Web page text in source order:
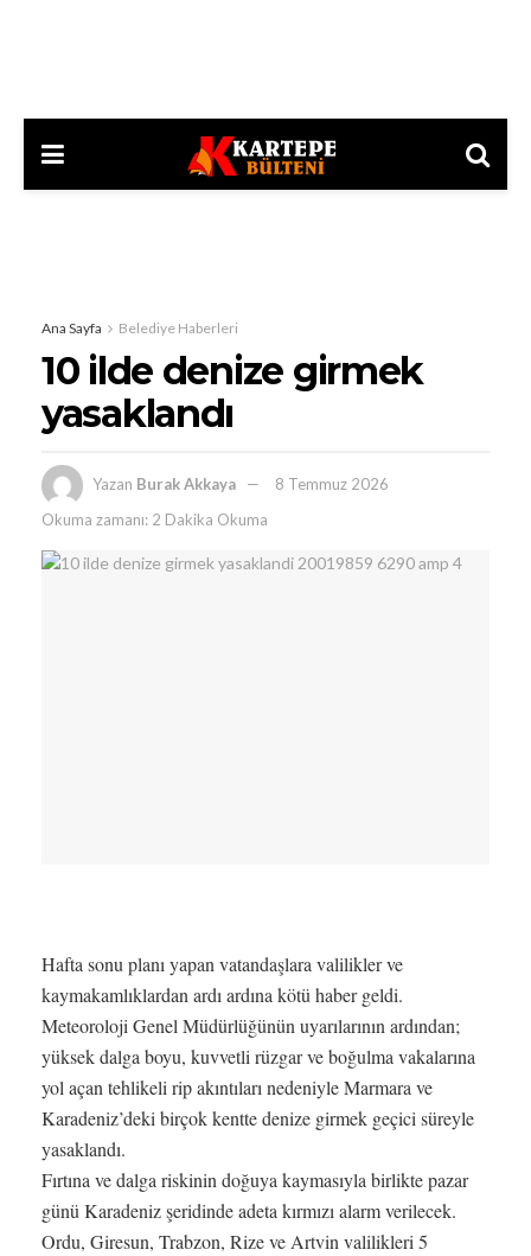
Ana Sayfa Belediye Haberleri
10 ilde denize girmek
yasaklandı
Yazan Burak Akkaya
8 Temmuz 2026
Okuma zamanı: 2 Dakika Okuma
Hafta sonu planı yapan vatandaşlara valilikler ve
kaymakamlıklardan ardı ardına kötü haber geldi.
Meteoroloji Genel Müdürlüğünün uyarılarının ardından;
yüksek dalga boyu, kuvvetli rüzgar ve boğulma vakalarına
yol açan tehlikeli rip akıntıları nedeniyle Marmara ve
Karadeniz’deki birçok kentte denize girmek geçici süreyle
yasaklandı.
Fırtına ve dalga riskinin doğuya kaymasıyla birlikte pazar
günü Karadeniz şeridinde adeta kırmızı alarm verilecek.
Ordu, Giresun, Trabzon, Rize ve Artvin valilikleri 5